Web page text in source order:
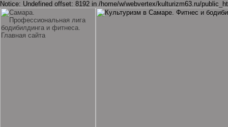
Notice: Undefined offset: 8192 in /home/w/webvertex/kulturizm63.ru/